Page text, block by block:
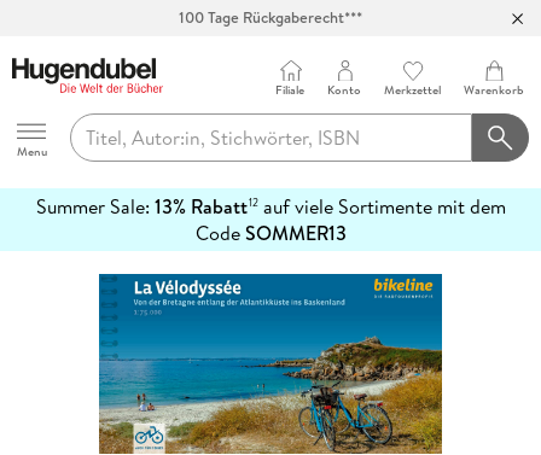
100 Tage Rückgaberecht***
Hugendubel
Menu
Filiale Konto Merkzettel Warenkorb
Summer Sale: 13% Rabatt12auf viele Sortimente mit dem
CodeSOMMER13
erfahren